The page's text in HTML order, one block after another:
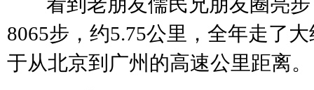
8065步，约5.75公里，全年走了
于从北京到广州的高速公里距离。